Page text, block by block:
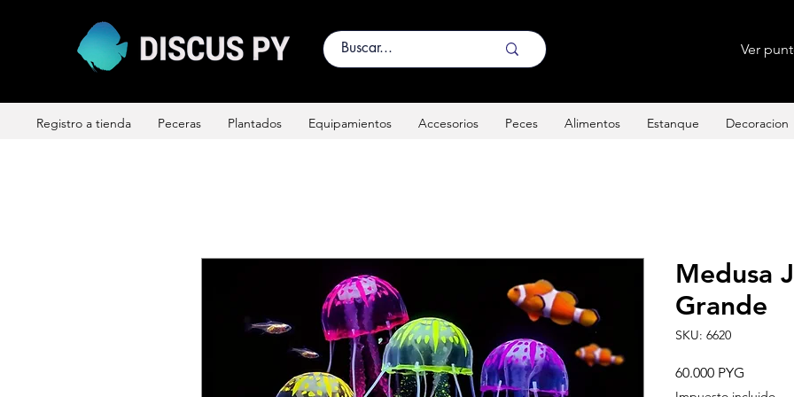
Ver
Registro a tienda Peceras Plantados Equipamientos Accesorios Peces Alimentos Estanque Decoracion
Medusa
Grande
SKU: 6620
60.000 PYG